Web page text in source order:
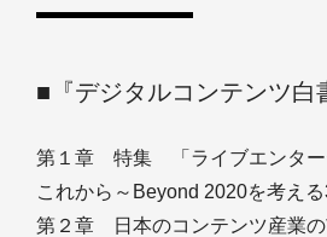
■『デジタルコンテンツ白
第１章 特集 「ライブエンター
これから～Beyond 2020を考える
第２章 日本のコンテンツ産業の